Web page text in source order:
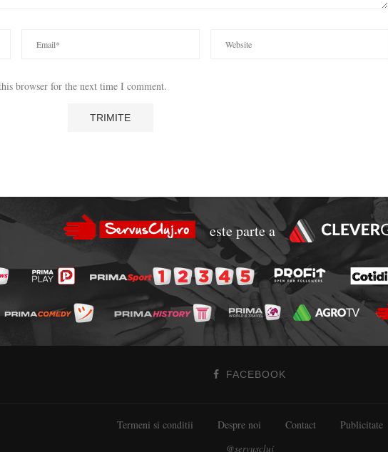
browser for the next time I comment.
este parte a
FACEBOOK
Termeni si conditii Despre noi Contact Publicitate
@servuscluj